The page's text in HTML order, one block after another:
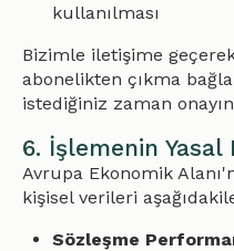
kullanılması
Bizimle iletişime
abonelikten çıkma
istediğiniz zaman
6. İşlemenin Yasal
Avrupa Ekonomik
kişisel verileri
Sözleşme